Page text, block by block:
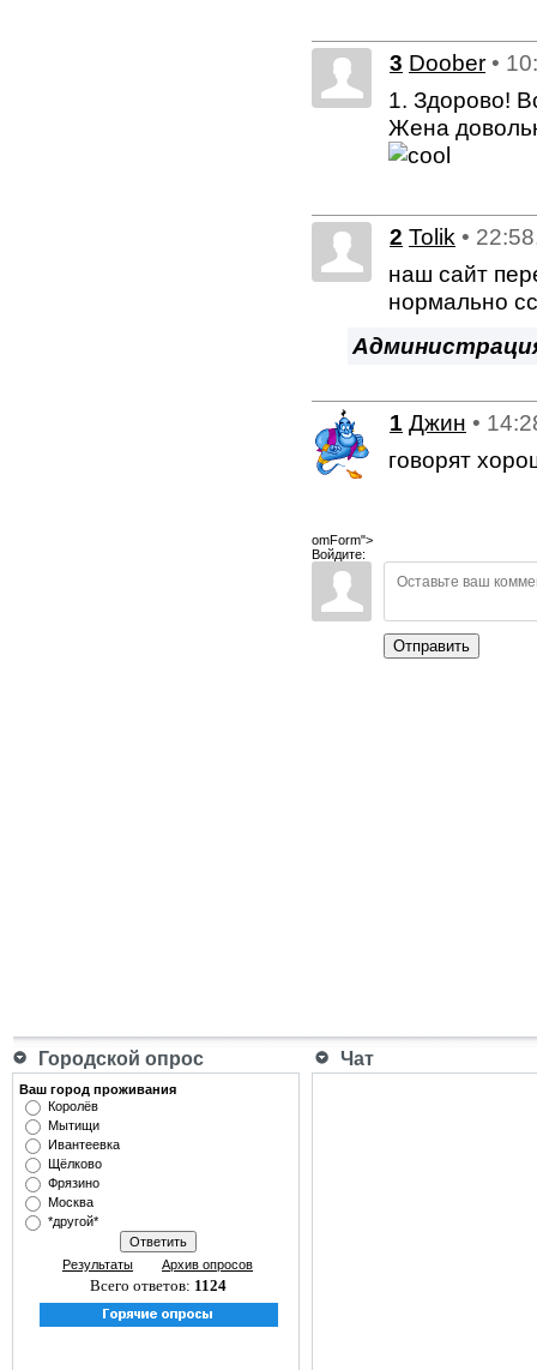
3 Doober •
1. Здорово!
Жена
2 Tolik •
наш сайт
нормально
1 Джин •
говорят
omForm">
Войдите:
Отправить
Городской опрос Чат
Ваш город проживания
Королёв
Мытищи
Ивантеевка
Щёлково
Фрязино
Москва
*другой*
Результаты Архив опросов
Всего ответов: 1124